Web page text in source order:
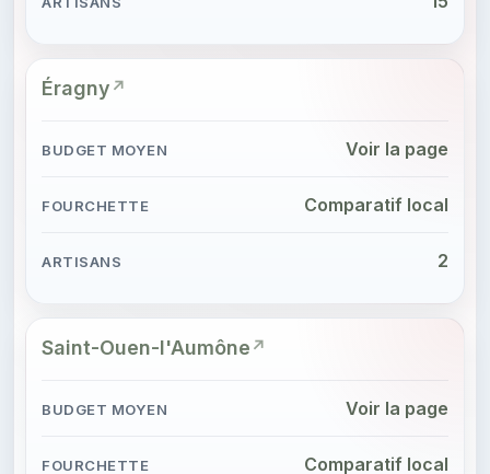
Éragny
Voir la page
Comparatif local
2
Saint-Ouen-l'Aumône
Voir la page
Comparatif local